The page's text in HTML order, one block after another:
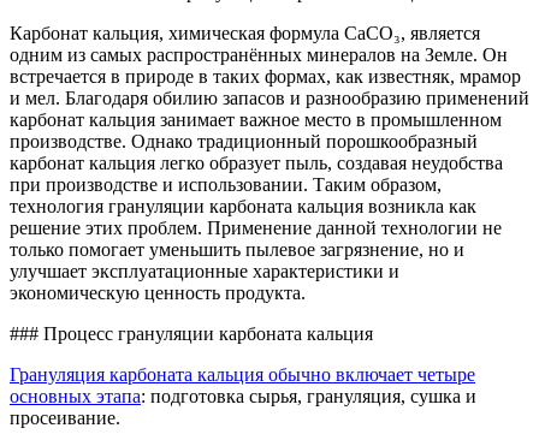
Карбонат кальция, химическая формула CaCO₃, является
одним из самых распространённых минералов на Земле. Он
встречается в природе в таких формах, как известняк, мрамор
и мел. Благодаря обилию запасов и разнообразию применений
карбонат кальция занимает важное место в промышленном
производстве. Однако традиционный порошкообразный
карбонат кальция легко образует пыль, создавая неудобства
при производстве и использовании. Таким образом,
технология грануляции карбоната кальция возникла как
решение этих проблем. Применение данной технологии не
только помогает уменьшить пылевое загрязнение, но и
улучшает эксплуатационные характеристики и
экономическую ценность продукта.
### Процесс грануляции карбоната кальция
Грануляция карбоната кальция обычно включает четыре
основных этапа: подготовка сырья, грануляция, сушка и
просеивание.